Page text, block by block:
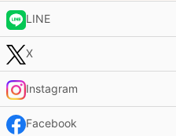
LINE
X
Instagram
Facebook